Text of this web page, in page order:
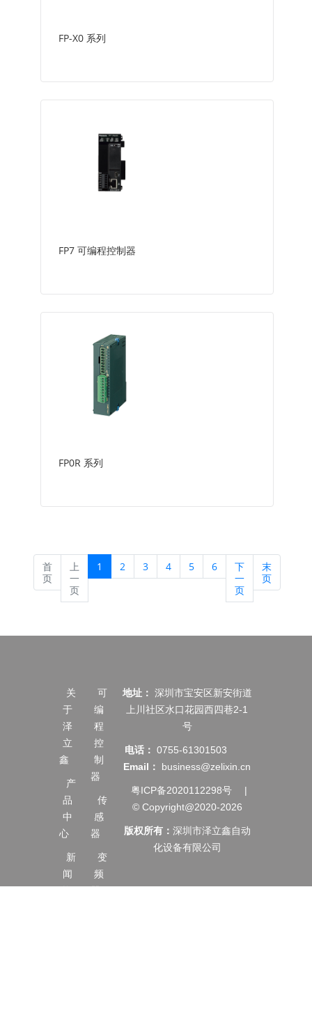
FP-X0 系列
FP7 可编程控制器
FP0R 系列
首
页
上
一
页
1 2 3 4 5 6
下
一
页
末
页
关
于
泽
立
鑫
产
品
中
心
新
闻
可
编
程
控
制
器
传
感
器
变
频
地址： 深圳市宝安区新安街道
上川社区水口花园西四巷2-1
号
电话： 0755-61301503
Email：
business@zelixin.cn
粤ICP备2020112298号
|
© Copyright@2020-2026
版权所有： 深圳市泽立鑫自动
化设备有限公司